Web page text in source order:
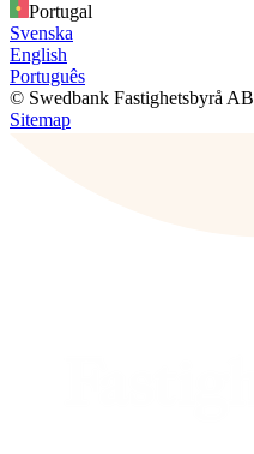
Portugal
Svenska
English
Português
© Swedbank Fastighetsbyrå AB
Sitemap